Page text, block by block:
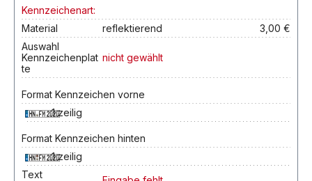
Kennzeichenart:
Material
reflektierend
3,00 €
Auswahl
Kennzeichenplat
te
nicht gewählt
Format Kennzeichen vorne
1 zeilig
Format Kennzeichen hinten
1 zeilig
Text